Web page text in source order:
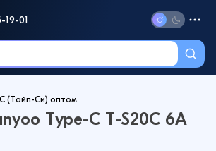
19-01
(Тайп-Си) оптом
Type-C T-S20C 6A